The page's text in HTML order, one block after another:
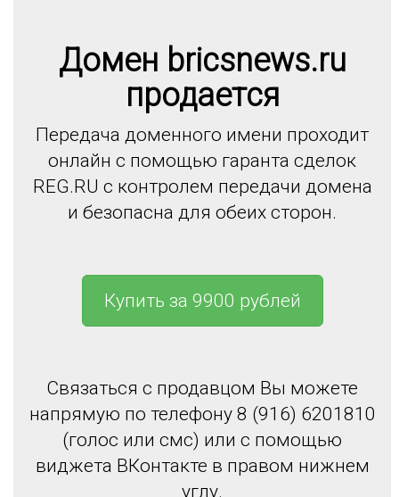
Домен bricsnews.ru
продается
Передача доменного имени проходит
онлайн с помощью гаранта сделок
REG.RU с контролем передачи домена
и безопасна для обеих сторон.
Купить за 9900 рублей
Связаться с продавцом Вы можете
напрямую по телефону 8 (916) 6201810
(голос или смс) или с помощью
виджета ВКонтакте в правом нижнем
углу.